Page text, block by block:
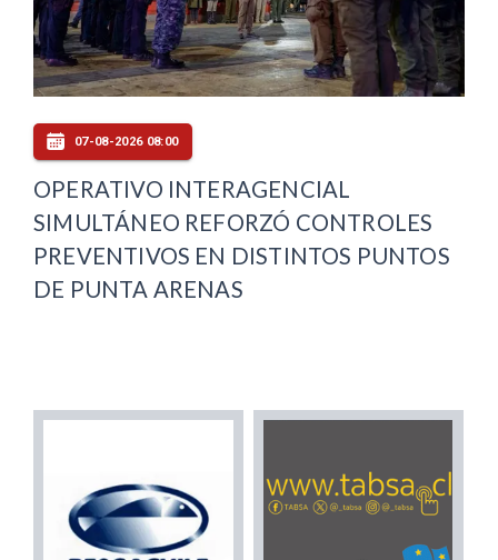
07-08-2026 08:00
OPERATIVO INTERAGENCIAL
SIMULTÁNEO REFORZÓ CONTROLES
PREVENTIVOS EN DISTINTOS PUNTOS
DE PUNTA ARENAS